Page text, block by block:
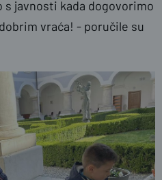
javnosti kada dogovorimo
vraća! - poručile su